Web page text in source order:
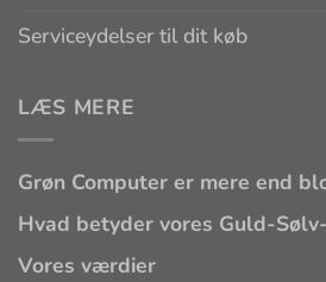
Serviceydelser til dit køb
LÆS MERE
Grøn Computer er mere end
Hvad betyder vores Guld-
Vores værdier